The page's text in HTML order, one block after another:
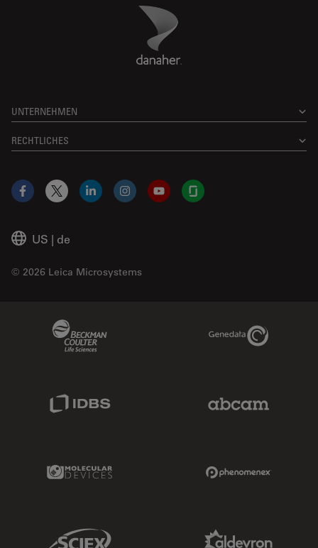
Danaher Logo
UNTERNEHMEN
RECHTLICHES
US | de
© 2026 Leica Microsystems
Facebook
X LinkedInInstagramYouTubeGlassdoor
Genedata Link
IDBS Link
Molecular Devices Link
Sciex Link